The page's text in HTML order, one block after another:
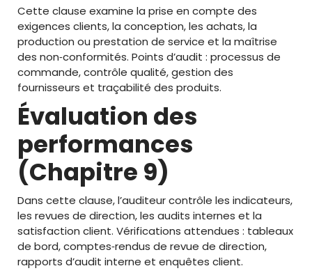
Cette clause examine la prise en compte des
exigences clients, la conception, les achats, la
production ou prestation de service et la maîtrise
des non‑conformités. Points d’audit : processus de
commande, contrôle qualité, gestion des
fournisseurs et traçabilité des produits.
Évaluation des
performances
(Chapitre 9)
Dans cette clause, l’auditeur contrôle les indicateurs,
les revues de direction, les audits internes et la
satisfaction client. Vérifications attendues : tableaux
de bord, comptes‑rendus de revue de direction,
rapports d’audit interne et enquêtes client.